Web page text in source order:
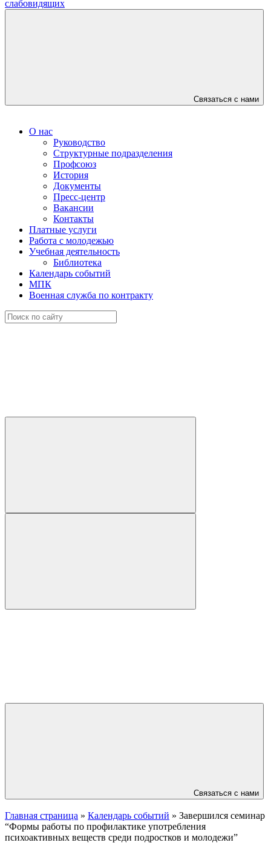
слабовидящих
Связаться с нами
О нас
Руководство
Структурные подразделения
Профсоюз
История
Документы
Пресс-центр
Вакансии
Контакты
Платные услуги
Работа с молодежью
Учебная деятельность
Библиотека
Календарь событий
МПК
Военная служба по контракту
Связаться с нами
Главная страница » Календарь событий » Завершился семинар
“Формы работы по профилактике употребления
психоактивных веществ среди подростков и молодежи”